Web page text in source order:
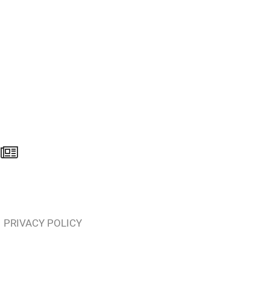
PRIVACY POLICY